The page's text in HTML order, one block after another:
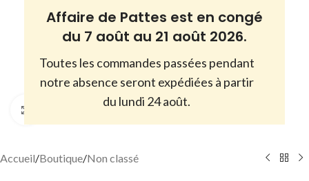
Affaire de Pattes est en congé
du 7 août au 21 août 2026.
Toutes les commandes passées pendant
notre absence seront expédiées à partir
du lundi 24 août.
Cliquez pour agrandir
Accueil/Boutique/Non classé